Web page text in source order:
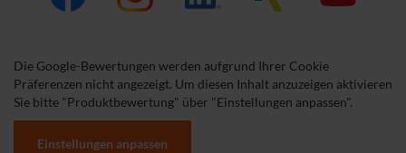
Die Google-Bewertungen werden aufgrund Ihrer Cookie
Präferenzen nicht angezeigt. Um diesen Inhalt anzuzeigen aktivieren
Sie bitte "Produktbewertung" über "Einstellungen anpassen".
Einstellungen anpassen